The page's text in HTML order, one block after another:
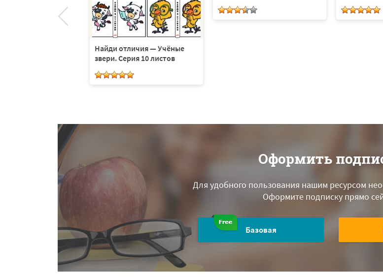
Найди отличия — Учёные
звери. Серия 10 листов
Оформить
Для удобного пользования нашим ресурсом
Оформите подписку прямо
Базовая